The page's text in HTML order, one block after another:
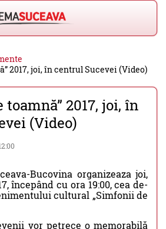
2017, joi, în centrul Sucevei (Video)
2017, joi, în
(Video)
Bucovina organizeaza joi,
începând cu ora 19:00, cea de-
cultural „Simfonii de
vor petrece o memorabilă